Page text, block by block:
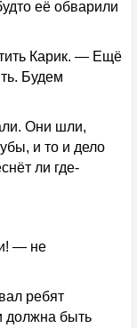
её обварили
Карик. — Ещё
Будем
Они шли,
и то и дело
ли где-
— не
ребят
должна быть